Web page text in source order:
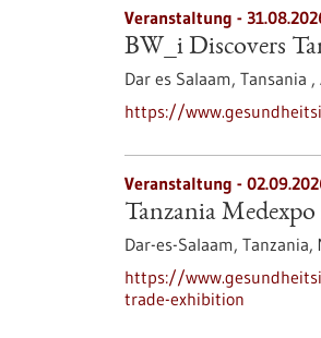
Veranstaltung -
BW_i Discovers
Dar es Salaam, Tansania ,
https://
Veranstaltung -
Tanzania
Dar-es-Salaam, Tanzania,
https://
trade-exhibition